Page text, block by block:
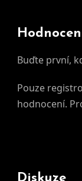
Buďte první,
Pouze
hodnocení.
Diskuze